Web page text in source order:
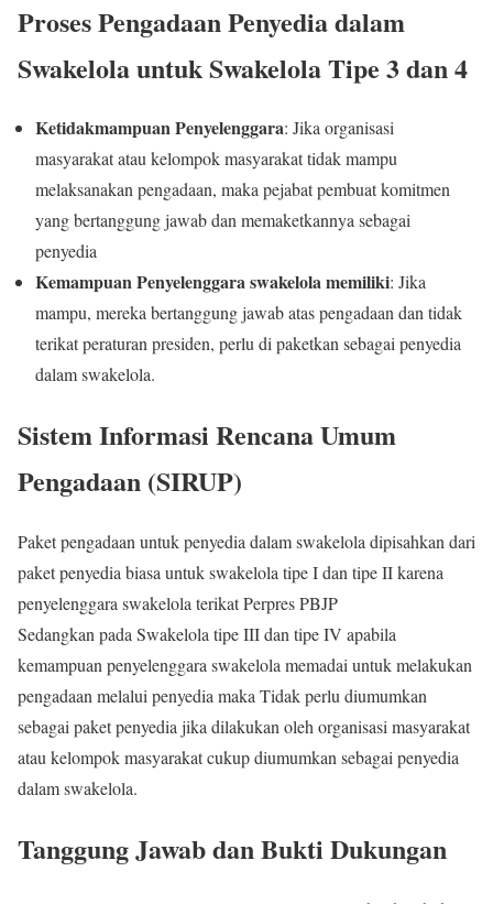
Proses Pengadaan Penyedia dalam
Swakelola untuk Swakelola Tipe 3 dan 4
Ketidakmampuan Penyelenggara: Jika organisasi
masyarakat atau kelompok masyarakat tidak mampu
melaksanakan pengadaan, maka pejabat pembuat komitmen
yang bertanggung jawab dan memaketkannya sebagai
penyedia
Kemampuan Penyelenggara swakelola memiliki: Jika
mampu, mereka bertanggung jawab atas pengadaan dan tidak
terikat peraturan presiden, perlu di paketkan sebagai penyedia
dalam swakelola.
Sistem Informasi Rencana Umum
Pengadaan (SIRUP)
Paket pengadaan untuk penyedia dalam swakelola dipisahkan dari
paket penyedia biasa untuk swakelola tipe I dan tipe II karena
penyelenggara swakelola terikat Perpres PBJP
Sedangkan pada Swakelola tipe III dan tipe IV apabila
kemampuan penyelenggara swakelola memadai untuk melakukan
pengadaan melalui penyedia maka Tidak perlu diumumkan
sebagai paket penyedia jika dilakukan oleh organisasi masyarakat
atau kelompok masyarakat cukup diumumkan sebagai penyedia
dalam swakelola.
Tanggung Jawab dan Bukti Dukungan